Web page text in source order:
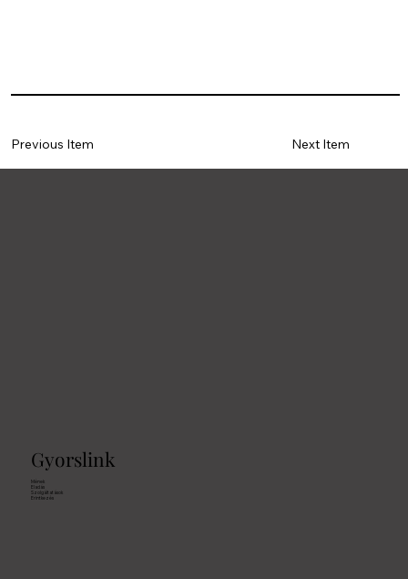
Previous Item Next Item
Gyorslink
Mének
Eladás
Szolgáltatások
Erintkezés